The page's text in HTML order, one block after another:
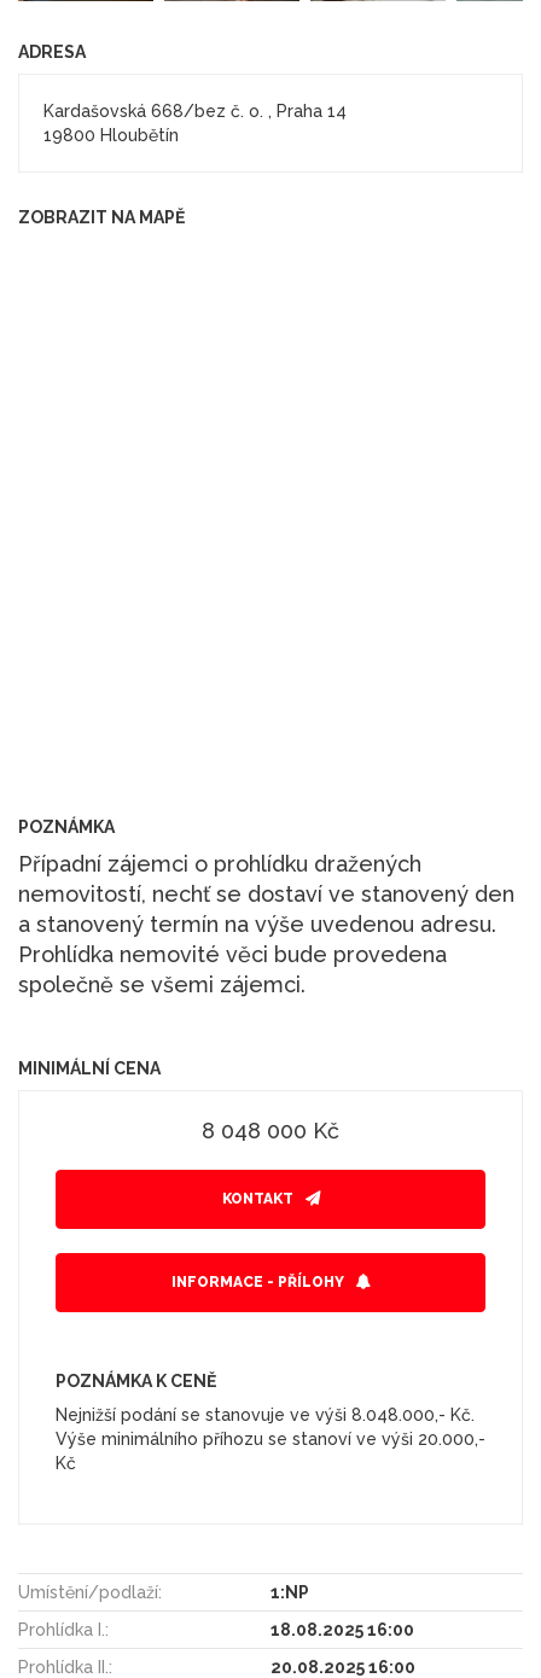
ADRESA
Kardašovská 668/bez č. o. , Praha 14
19800 Hloubětín
ZOBRAZIT NA MAPĚ
POZNÁMKA
Případní zájemci o prohlídku dražených
nemovitostí, nechť se dostaví ve stanovený den
a stanovený termín na výše uvedenou adresu.
Prohlídka nemovité věci bude provedena
společně se všemi zájemci.
MINIMÁLNÍ CENA
8 048 000 Kč
KONTAKT
INFORMACE - PŘÍLOHY
POZNÁMKA K CENĚ
Nejnižší podání se stanovuje ve výši 8.048.000,- Kč.
Výše minimálního příhozu se stanoví ve výši 20.000,-
Kč
Umístění/podlaží:
1:NP
Prohlídka I.:
18.08.2025 16:00
Prohlídka II.:
20.08.2025 16:00